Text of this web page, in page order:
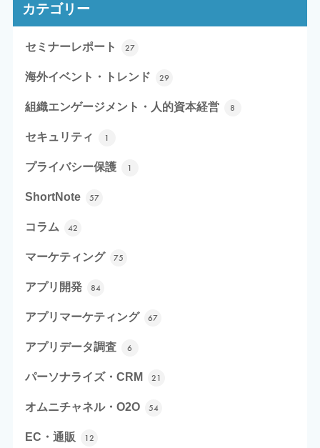
カテゴリー
セミナーレポート 27
海外イベント・トレンド 29
組織エンゲージメント・人的資本経営 8
セキュリティ 1
プライバシー保護 1
ShortNote 57
コラム 42
マーケティング 75
アプリ開発 84
アプリマーケティング 67
アプリデータ調査 6
パーソナライズ・CRM 21
オムニチャネル・O2O 54
EC・通販 12